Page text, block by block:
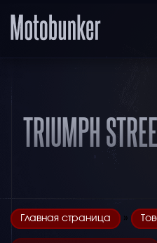
TRIUMPH
Главная страница »